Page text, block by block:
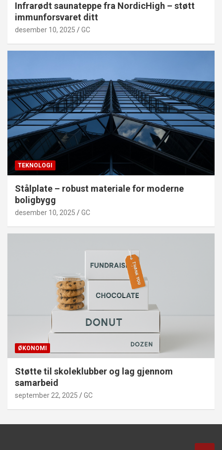
Infrarødt saunateppe fra NordicHigh – støtt
immunforsvaret ditt
desember 10, 2025 GC
TEKNOLOGI
Stålplate – robust materiale for moderne
boligbygg
desember 10, 2025 GC
ØKONOMI
Støtte til skoleklubber og lag gjennom
samarbeid
september 22, 2025 GC